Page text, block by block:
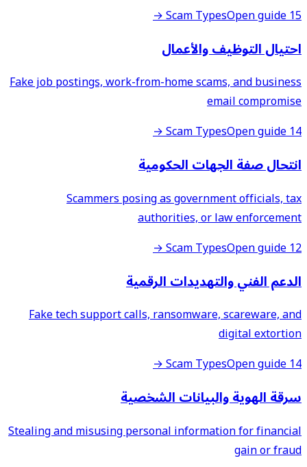
15 Scam Types
Open guide →
احتيال التوظيف والأعمال
Fake job postings, work-from-home scams, and business
email compromise
14 Scam Types
Open guide →
انتحال صفة الجهات الحكومية
Scammers posing as government officials, tax
authorities, or law enforcement
12 Scam Types
Open guide →
الدعم الفني والتهديدات الرقمية
Fake tech support calls, ransomware, scareware, and
digital extortion
14 Scam Types
Open guide →
سرقة الهوية والبيانات الشخصية
Stealing and misusing personal information for financial
gain or fraud